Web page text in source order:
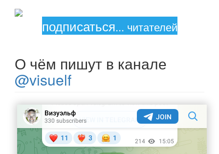
подписаться... читателей
О чём пишут в канале
@visuelf